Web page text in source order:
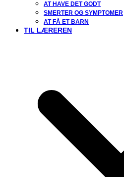
AT HAVE DET GODT
SMERTER OG SYMPTOMER
AT FÅ ET BARN
TIL LÆREREN